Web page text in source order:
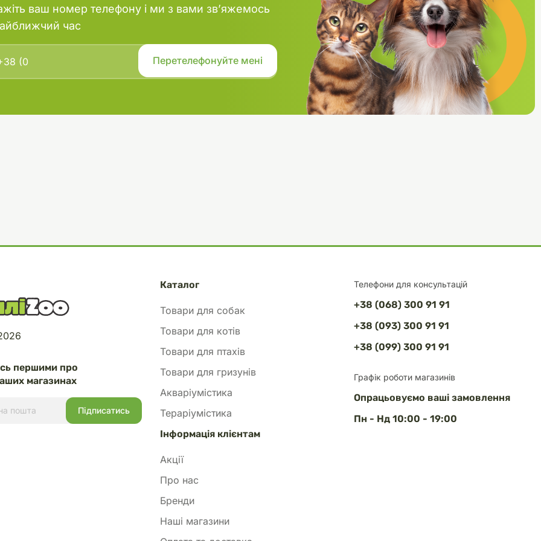
ваш номер телефону і ми з вами зв’яжемось
час
Телефони для консультацій
+38 (068) 300 91 91
+38 (093) 300 91 91
+38 (099) 300 91 91
Графік роботи магазинів
Опрацьовуємо ваші замовлення
Пн - Нд 10:00 - 19:00
першими про
магазинах
Каталог
Товари для собак
Товари для котів
Товари для птахів
Товари для гризунів
Акваріумістика
Тераріумістика
Інформація клієнтам
Акції
Про нас
Бренди
Наші магазини